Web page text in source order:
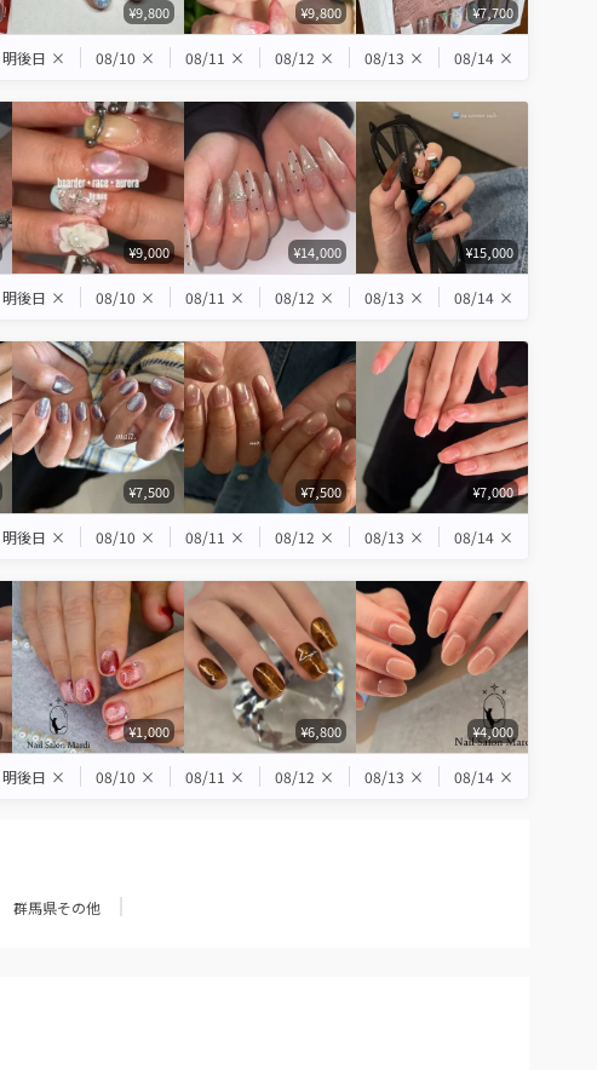
¥9,800 ¥9,800 ¥7,700
明後日 × 08/10 × 08/11 × 08/12 × 08/13 × 08/14 ×
¥9,000 ¥14,000 ¥15,000
明後日 × 08/10 × 08/11 × 08/12 × 08/13 × 08/14 ×
¥7,500 ¥7,500 ¥7,000
明後日 × 08/10 × 08/11 × 08/12 × 08/13 × 08/14 ×
¥1,000 ¥6,800 ¥4,000
明後日 × 08/10 × 08/11 × 08/12 × 08/13 × 08/14 ×
群馬県その他